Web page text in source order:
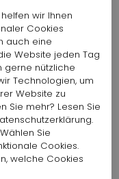
404 AC 39.07
1003
TESS 9049
1007
wir Ihnen
Cookies
auch eine
Website jeden Tag
gerne nützliche
Technologien, um
Website zu
Sie mehr? Lesen Sie
Sie
Cookies.
welche Cookies